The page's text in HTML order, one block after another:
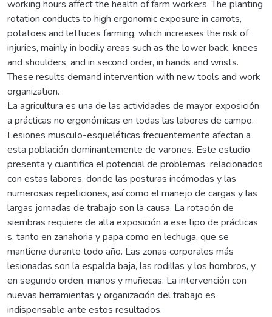
working hours affect the health of farm workers. The planting
rotation conducts to high ergonomic exposure in carrots,
potatoes and lettuces farming, which increases the risk of
injuries, mainly in bodily areas such as the lower back, knees
and shoulders, and in second order, in hands and wrists.
These results demand intervention with new tools and work
organization.
La agricultura es una de las actividades de mayor exposición
a prácticas no ergonómicas en todas las labores de campo.
Lesiones musculo-esqueléticas frecuentemente afectan a
esta población dominantemente de varones. Este estudio
presenta y cuantifica el potencial de problemas relacionados
con estas labores, donde las posturas incómodas y las
numerosas repeticiones, así como el manejo de cargas y las
largas jornadas de trabajo son la causa. La rotación de
siembras requiere de alta exposición a ese tipo de prácticas
s, tanto en zanahoria y papa como en lechuga, que se
mantiene durante todo año. Las zonas corporales más
lesionadas son la espalda baja, las rodillas y los hombros, y
en segundo orden, manos y muñecas. La intervención con
nuevas herramientas y organización del trabajo es
indispensable ante estos resultados.